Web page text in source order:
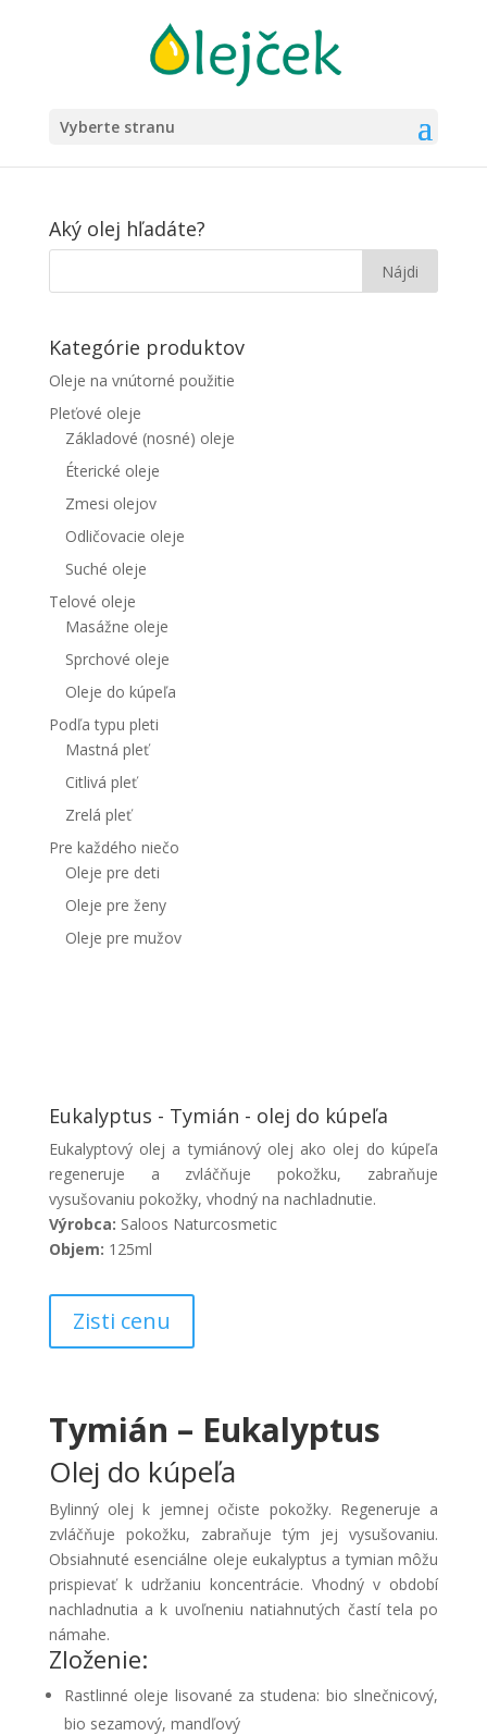
Vyberte stranu
Aký olej hľadáte?
Kategórie produktov
Oleje na vnútorné použitie
Pleťové oleje
Základové (nosné) oleje
Éterické oleje
Zmesi olejov
Odličovacie oleje
Suché oleje
Telové oleje
Masážne oleje
Sprchové oleje
Oleje do kúpeľa
Podľa typu pleti
Mastná pleť
Citlivá pleť
Zrelá pleť
Pre každého niečo
Oleje pre deti
Oleje pre ženy
Oleje pre mužov
Eukalyptus - Tymián - olej do kúpeľa
Eukalyptový olej a tymiánový olej ako olej do kúpeľa
regeneruje a zvláčňuje pokožku, zabraňuje
vysušovaniu pokožky, vhodný na nachladnutie.
Výrobca: Saloos Naturcosmetic
Objem: 125ml
Zisti cenu
Tymián – Eukalyptus
Olej do kúpeľa
Bylinný olej k jemnej očiste pokožky. Regeneruje a
zvláčňuje pokožku, zabraňuje tým jej vysušovaniu.
Obsiahnuté esenciálne oleje eukalyptus a tymian môžu
prispievať k udržaniu koncentrácie. Vhodný v období
nachladnutia a k uvoľneniu natiahnutých častí tela po
námahe.
Zloženie:
Rastlinné oleje lisované za studena: bio slnečnicový,
bio sezamový, mandľový